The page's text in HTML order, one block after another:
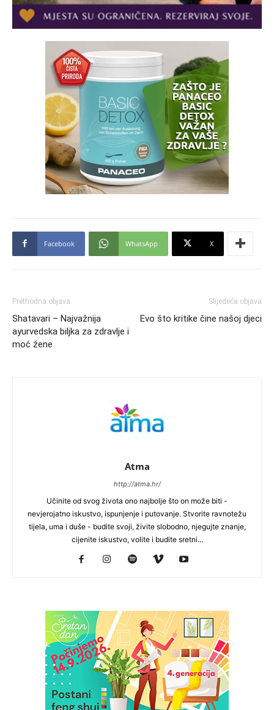
Facebook WhatsApp X
Prethodna objava
Shatavari – Najvažnija
ayurvedska biljka za zdravlje i
moć žene
Slijedeća objava
Evo što kritike čine našoj djeci
Atma
http://atma.hr/
Učinite od svog života ono najbolje što on može biti -
nevjerojatno iskustvo, ispunjenje i putovanje. Stvorite ravnotežu
tijela, uma i duše - budite svoji, živite slobodno, njegujte znanje,
cijenite iskustvo, volite i budite sretni...